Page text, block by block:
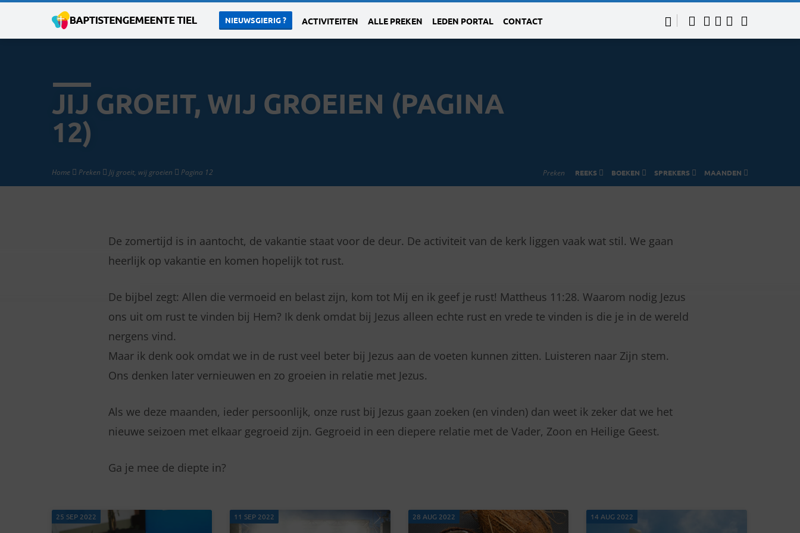
NIEUWSGIERIG ? ACTIVITEITEN ALLE PREKEN LEDEN PORTAL CONTACT
JIJ GROEIT, WIJ GROEIEN (PAGINA
12)
Home Preken Jij groeit, wij groeien Pagina 12 Preken REEKS BOEKEN SPREKERS MAANDEN
GROEIT,
GROEIEN
(PAGINA
De zomertijd is in aantocht, de vakantie staat voor de deur. De activiteit van de kerk liggen vaak wat stil. We gaan
heerlijk op vakantie en komen hopelijk tot rust.
De bijbel zegt: Allen die vermoeid en belast zijn, kom tot Mij en ik geef je rust! Mattheus 11:28. Waarom nodig Jezus
ons uit om rust te vinden bij Hem? Ik denk omdat bij Jezus alleen echte rust en vrede te vinden is die je in de wereld
nergens vind.
Maar ik denk ook omdat we in de rust veel beter bij Jezus aan de voeten kunnen zitten. Luisteren naar Zijn stem.
Ons denken later vernieuwen en zo groeien in relatie met Jezus.
Als we deze maanden, ieder persoonlijk, onze rust bij Jezus gaan zoeken (en vinden) dan weet ik zeker dat we het
nieuwe seizoen met elkaar gegroeid zijn. Gegroeid in een diepere relatie met de Vader, Zoon en Heilige Geest.
Ga je mee de diepte in?
25 SEP 2022 11 SEP 2022 28 AUG 2022 14 AUG 2022